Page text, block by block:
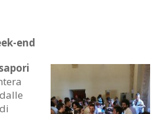
end